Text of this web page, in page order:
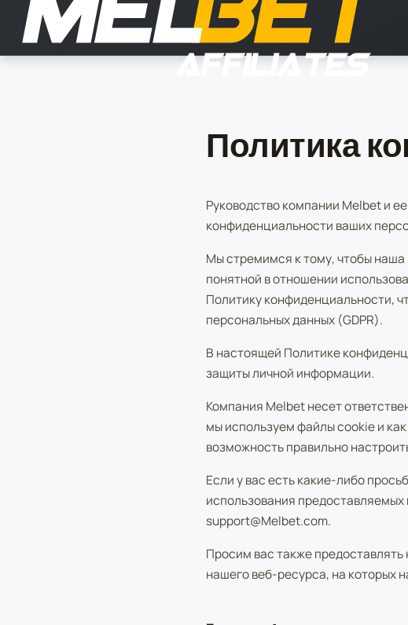
Политика
Руководство компании Melbet и
конфиденциальности ваших
Мы стремимся к тому, чтобы наша
понятной в отношении
Политику конфиденциальности,
персональных данных (GDPR).
В настоящей Политике
защиты личной информации.
Компания Melbet несет
мы используем файлы cookie и
возможность правильно
Если у вас есть какие-либо
использования
support@Melbet.com.
Просим вас также
нашего веб-ресурса, на которых